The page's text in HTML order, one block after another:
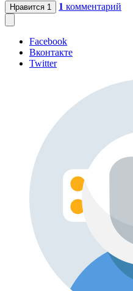
Нравится 1 1 комментарий
Facebook
Вконтакте
Twitter